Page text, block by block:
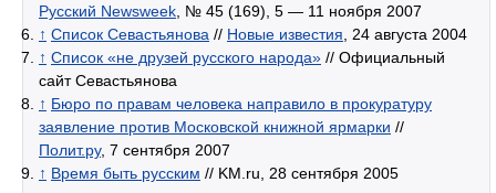
Русский Newsweek , № 45 (169), 5 — 11 ноября 2007
↑ Список Севастьянова // Новые известия , 24 августа 2004
↑ Список «не друзей русского народа» // Официальный
сайт Севастьянова
↑ Бюро по правам человека направило в прокуратуру
заявление против Московской книжной ярмарки //
Полит.ру, 7 сентября 2007
↑ Время быть русским // KM.ru, 28 сентября 2005